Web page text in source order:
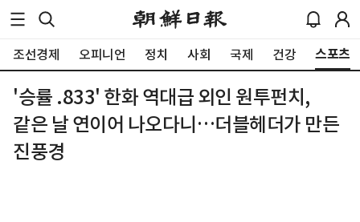
조선경제 오피니언 정치 사회 국제 건강 스포츠
'승률 .833' 한화 역대급 외인 원투펀치,
같은 날 연이어 나오다니…더블헤더가 만든
진풍경